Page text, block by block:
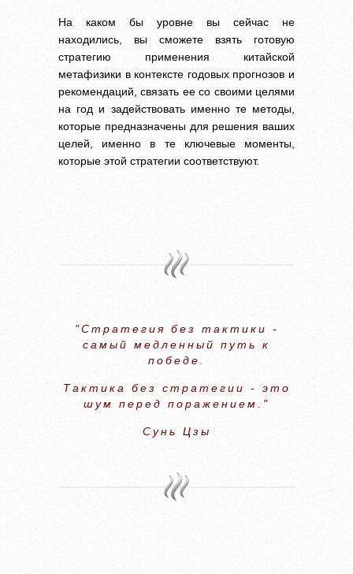
На каком бы уровне вы сейчас не
находились, вы сможете взять готовую
стратегию применения китайской
метафизики в контексте годовых прогнозов и
рекомендаций, связать ее со своими целями
на год и задействовать именно те методы,
которые предназначены для решения ваших
целей, именно в те ключевые моменты,
которые этой стратегии соответствуют.
"Стратегия без тактики -
самый медленный путь к
победе.
Тактика без стратегии - это
шум перед поражением."
Сунь Цзы